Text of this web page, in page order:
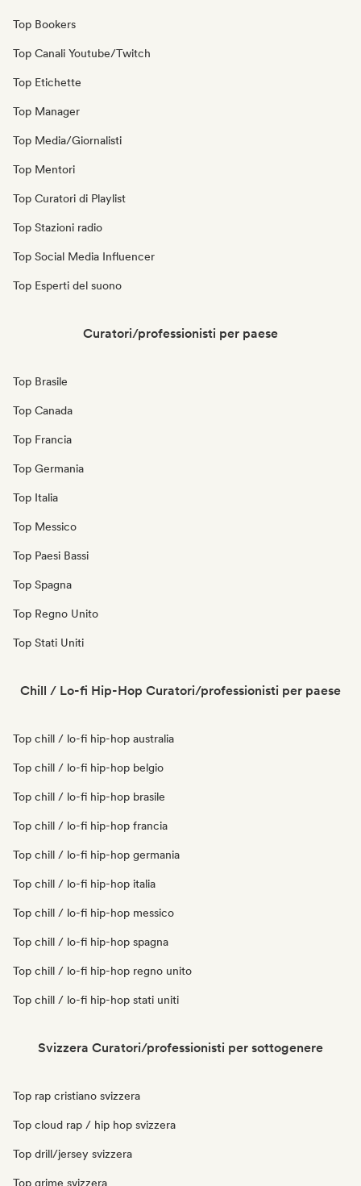
Top Bookers
Top Canali Youtube/Twitch
Top Etichette
Top Manager
Top Media/Giornalisti
Top Mentori
Top Curatori di Playlist
Top Stazioni radio
Top Social Media Influencer
Top Esperti del suono
Curatori/professionisti per paese
Top Brasile
Top Canada
Top Francia
Top Germania
Top Italia
Top Messico
Top Paesi Bassi
Top Spagna
Top Regno Unito
Top Stati Uniti
Chill / Lo-fi Hip-Hop Curatori/professionisti per paese
Top chill / lo-fi hip-hop australia
Top chill / lo-fi hip-hop belgio
Top chill / lo-fi hip-hop brasile
Top chill / lo-fi hip-hop francia
Top chill / lo-fi hip-hop germania
Top chill / lo-fi hip-hop italia
Top chill / lo-fi hip-hop messico
Top chill / lo-fi hip-hop spagna
Top chill / lo-fi hip-hop regno unito
Top chill / lo-fi hip-hop stati uniti
Svizzera Curatori/professionisti per sottogenere
Top rap cristiano svizzera
Top cloud rap / hip hop svizzera
Top drill/jersey svizzera
Top grime svizzera